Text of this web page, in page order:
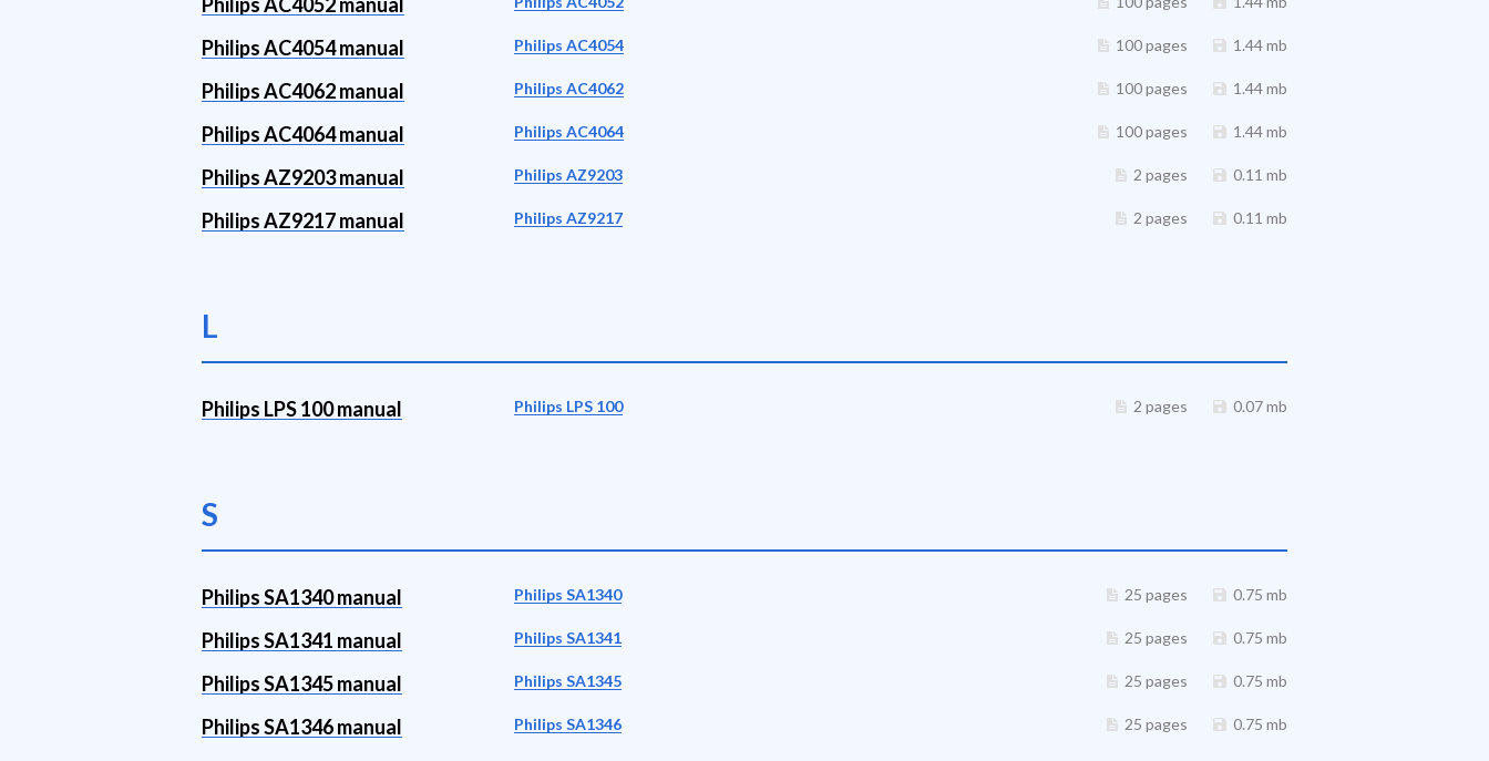
Philips AC4054 manual Philips AC4054 100 pages 1.44 mb
Philips AC4062 manual Philips AC4062 100 pages 1.44 mb
Philips AC4064 manual Philips AC4064 100 pages 1.44 mb
Philips AZ9203 manual Philips AZ9203 2 pages 0.11 mb
Philips AZ9217 manual Philips AZ9217 2 pages 0.11 mb
L
Philips LPS 100 manual Philips LPS 100 2 pages 0.07 mb
S
Philips SA1340 manual Philips SA1340 25 pages 0.75 mb
Philips SA1341 manual Philips SA1341 25 pages 0.75 mb
Philips SA1345 manual Philips SA1345 25 pages 0.75 mb
Philips SA1346 manual Philips SA1346 25 pages 0.75 mb